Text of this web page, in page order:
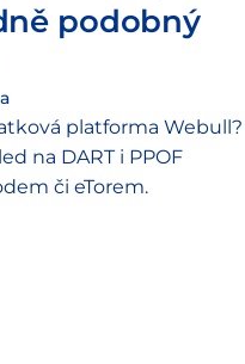
podobný
platforma Webull?
na DART i PPOF
či eTorem.